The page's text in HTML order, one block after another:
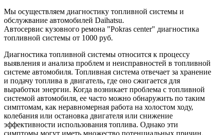
Мы осуществляем диагностику топливной системы и
обслужвание автомобилей Daihatsu.
Автосервис кузовного ремона "Pokras center" диагностика
топливной системы от 1000 руб.
Диагностика топливной системы относится к процессу
выявления и анализа проблем и неисправностей в топливной
системе автомобиля. Топливная система отвечает за хранение
и подачу топлива в двигатель, где оно сжигается для
выработки энергии. Когда возникает проблема с топливной
системой автомобиля, ее часто можно обнаружить по таким
симптомам, как неравномерная работа на холостом ходу,
колебания или остановка двигателя или снижение
эффективности использования топлива. Однако эти